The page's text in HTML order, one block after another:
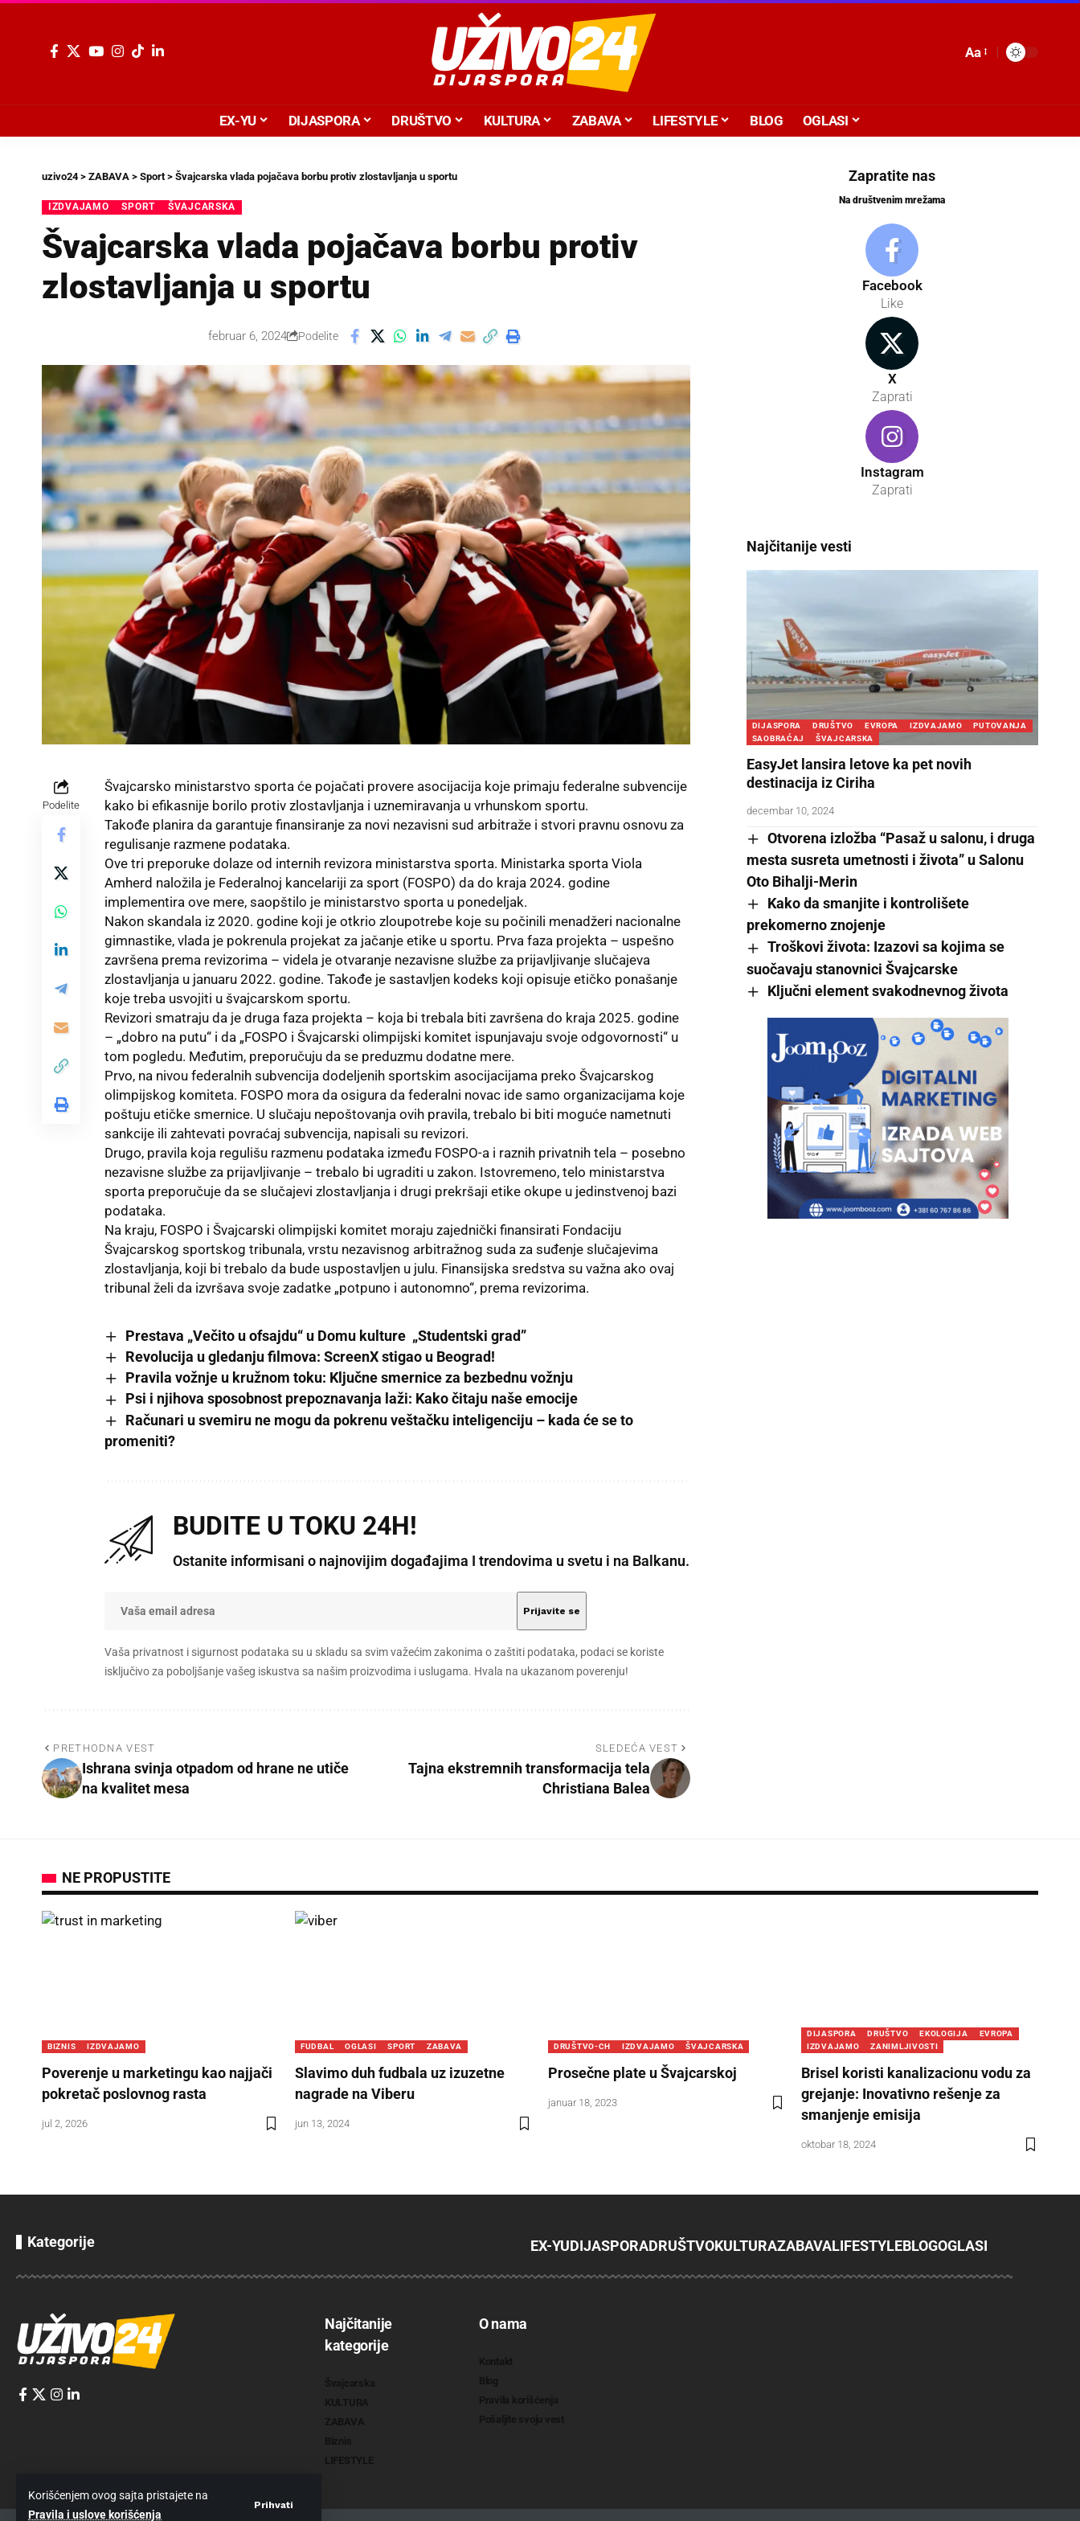
Korišćenjem ovog sajta pristajete na
Pravila i uslove korišćenja
Prihvati
Aa
EX-YU DIJASPORA DRUŠTVO KULTURA ZABAVA LIFESTYLE BLOG OGLASI
uzivo24> ZABAVA > Sport> Švajcarska vlada pojačava borbu protiv zlostavljanja u sportu
IZDVAJAMO SPORT ŠVAJCARSKA
Švajcarska vlada pojačava borbu protiv
zlostavljanja u sportu
februar 6, 2024 Podelite
Podelite
Švajcarsko ministarstvo sporta će pojačati provere asocijacija koje primaju federalne subvencije
kako bi efikasnije borilo protiv zlostavljanja i uznemiravanja u vrhunskom sportu.
Takođe planira da garantuje finansiranje za novi nezavisni sud arbitraže i stvori pravnu osnovu za
regulisanje razmene podataka.
Ove tri preporuke dolaze od internih revizora ministarstva sporta. Ministarka sporta Viola
Amherd naložila je Federalnoj kancelariji za sport (FOSPO) da do kraja 2024. godine
implementira ove mere, saopštilo je ministarstvo sporta u ponedeljak.
Nakon skandala iz 2020. godine koji je otkrio zloupotrebe koje su počinili menadžeri nacionalne
gimnastike, vlada je pokrenula projekat za jačanje etike u sportu. Prva faza projekta – uspešno
završena prema revizorima – videla je otvaranje nezavisne službe za prijavljivanje slučajeva
zlostavljanja u januaru 2022. godine. Takođe je sastavljen kodeks koji opisuje etičko ponašanje
koje treba usvojiti u švajcarskom sportu.
Revizori smatraju da je druga faza projekta – koja bi trebala biti završena do kraja 2025. godine
– „dobro na putu“ i da „FOSPO i Švajcarski olimpijski komitet ispunjavaju svoje odgovornosti“ u
tom pogledu. Međutim, preporučuju da se preduzmu dodatne mere.
Prvo, na nivou federalnih subvencija dodeljenih sportskim asocijacijama preko Švajcarskog
olimpijskog komiteta. FOSPO mora da osigura da federalni novac ide samo organizacijama koje
poštuju etičke smernice. U slučaju nepoštovanja ovih pravila, trebalo bi biti moguće nametnuti
sankcije ili zahtevati povraćaj subvencija, napisali su revizori.
Drugo, pravila koja regulišu razmenu podataka između FOSPO-a i raznih privatnih tela – posebno
nezavisne službe za prijavljivanje – trebalo bi ugraditi u zakon. Istovremeno, telo ministarstva
sporta preporučuje da se slučajevi zlostavljanja i drugi prekršaji etike okupe u jedinstvenoj bazi
podataka.
Na kraju, FOSPO i Švajcarski olimpijski komitet moraju zajednički finansirati Fondaciju
Švajcarskog sportskog tribunala, vrstu nezavisnog arbitražnog suda za suđenje slučajevima
zlostavljanja, koji bi trebalo da bude uspostavljen u julu. Finansijska sredstva su važna ako ovaj
tribunal želi da izvršava svoje zadatke „potpuno i autonomno“, prema revizorima.
Prestava „Večito u ofsajdu“ u Domu kulture „Studentski grad”
Revolucija u gledanju filmova: ScreenX stigao u Beograd!
Pravila vožnje u kružnom toku: Ključne smernice za bezbednu vožnju
Psi i njihova sposobnost prepoznavanja laži: Kako čitaju naše emocije
Računari u svemiru ne mogu da pokrenu veštačku inteligenciju – kada će se to
promeniti?
BUDITE U TOKU 24H!
Ostanite informisani o najnovijim događajima I trendovima u svetu i na Balkanu.
Vaša privatnost i sigurnost podataka su u skladu sa svim važećim zakonima o zaštiti podataka, podaci se koriste
isključivo za poboljšanje vašeg iskustva sa našim proizvodima i uslugama. Hvala na ukazanom poverenju!
PRETHODNA VEST
Ishrana svinja otpadom od hrane ne utiče
na kvalitet mesa
SLEDEĆA VEST
Tajna ekstremnih transformacija tela
Christiana Balea
Zapratite nas
Na društvenim mrežama
Facebook
Like
X
Zaprati
Instagram
Zaprati
Najčitanije vesti
DIJASPORA DRUŠTVO EVROPA IZDVAJAMO
PUTOVANJA
SAOBRAĆAJ
ŠVAJCARSKA
EasyJet lansira letove ka pet novih
destinacija iz Ciriha
decembar 10, 2024
Otvorena izložba “Pasaž u salonu, i druga
mesta susreta umetnosti i života” u Salonu
Oto Bihalji-Merin
Kako da smanjite i kontrolišete
prekomerno znojenje
Troškovi života: Izazovi sa kojima se
suočavaju stanovnici Švajcarske
Ključni element svakodnevnog života
NE PROPUSTITE
BIZNIS IZDVAJAMO
Poverenje u marketingu kao najjači
pokretač poslovnog rasta
jul 2, 2026
FUDBAL OGLASI SPORT ZABAVA
Slavimo duh fudbala uz izuzetne
nagrade na Viberu
jun 13, 2024
DRUŠTVO-CH IZDVAJAMO ŠVAJCARSKA
Prosečne plate u Švajcarskoj
januar 18, 2023
DIJASPORA DRUŠTVO EKOLOGIJA
EVROPA
IZDVAJAMO
ZANIMLJIVOSTI
Brisel koristi kanalizacionu vodu za
grejanje: Inovativno rešenje za
smanjenje emisija
oktobar 18, 2024
Kategorije EX-YUDIJASPORADRUŠTVOKULTURAZABAVALIFESTYLEBLOGOGLASI
Najčitanije
kategorije
O nama